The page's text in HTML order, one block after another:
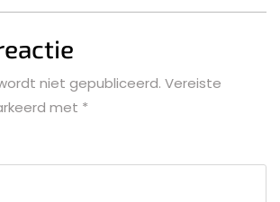
niet gepubliceerd. Vereiste
met *